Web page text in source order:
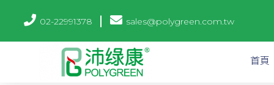
02-22991378 sales@polygreen.com.tw
首頁